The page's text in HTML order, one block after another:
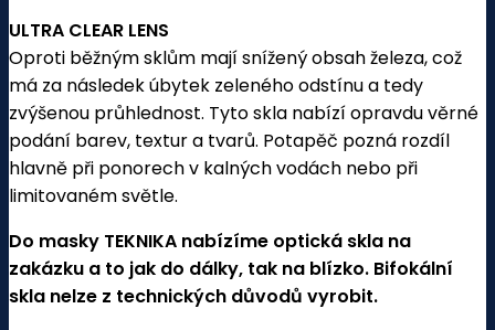
ULTRA CLEAR LENS
Oproti běžným sklům mají snížený obsah železa, což
má za následek úbytek zeleného odstínu a tedy
zvýšenou průhlednost. Tyto skla nabízí opravdu věrné
podání barev, textur a tvarů. Potapěč pozná rozdíl
hlavně při ponorech v kalných vodách nebo při
limitovaném světle.
Do masky TEKNIKA nabízíme optická skla na
zakázku a to jak do dálky, tak na blízko. Bifokální
skla nelze z technických důvodů vyrobit.